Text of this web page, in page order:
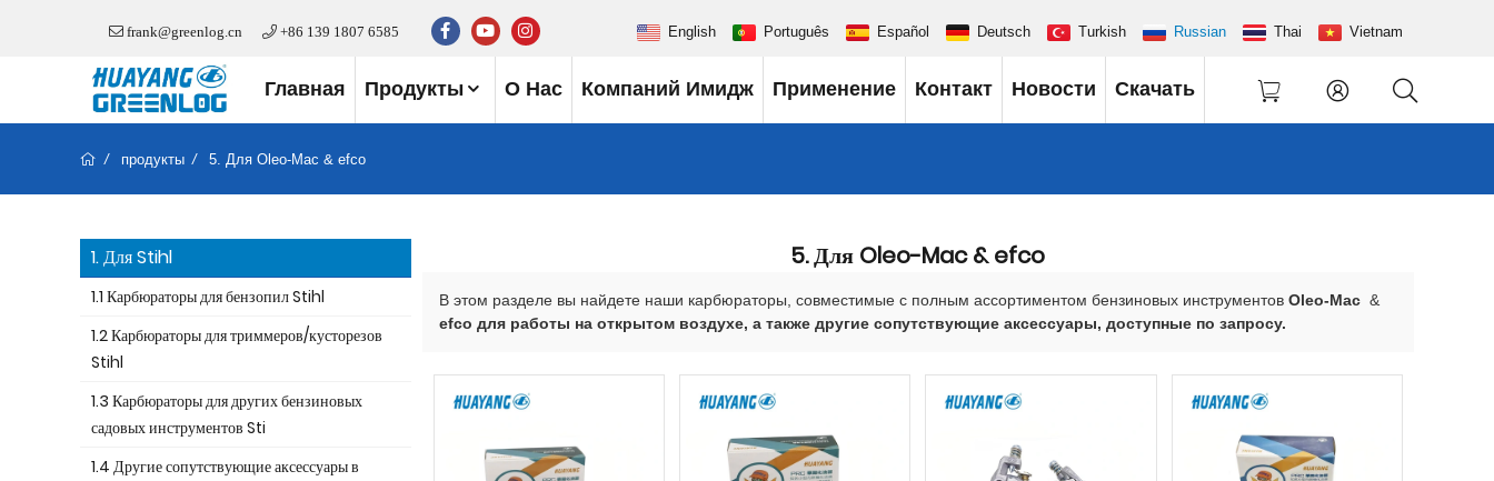
frank@greenlog.cn +86 139 1807 6585 English Português Español Deutsch Turkish Russian Thai Vietnam
Главная Продукты О Нас Компаний Имидж Применение Контакт Новости Скачать
продукты 5. Для Oleo-Mac & efco
1. Для Stihl
1.1 Карбюраторы для бензопил Stihl
1.2 Карбюраторы для триммеров/кусторезов
Stihl
1.3 Карбюраторы для других бензиновых
садовых инструментов Sti
1.4 Другие сопутствующие аксессуары в
5. Для Oleo-Mac & efco
В этом разделе вы найдете наши карбюраторы, совместимые с полным ассортиментом бензиновых инструментов Oleo-Mac&
efco для работы на открытом воздухе, а также другие сопутствующие аксессуары, доступные по запросу.